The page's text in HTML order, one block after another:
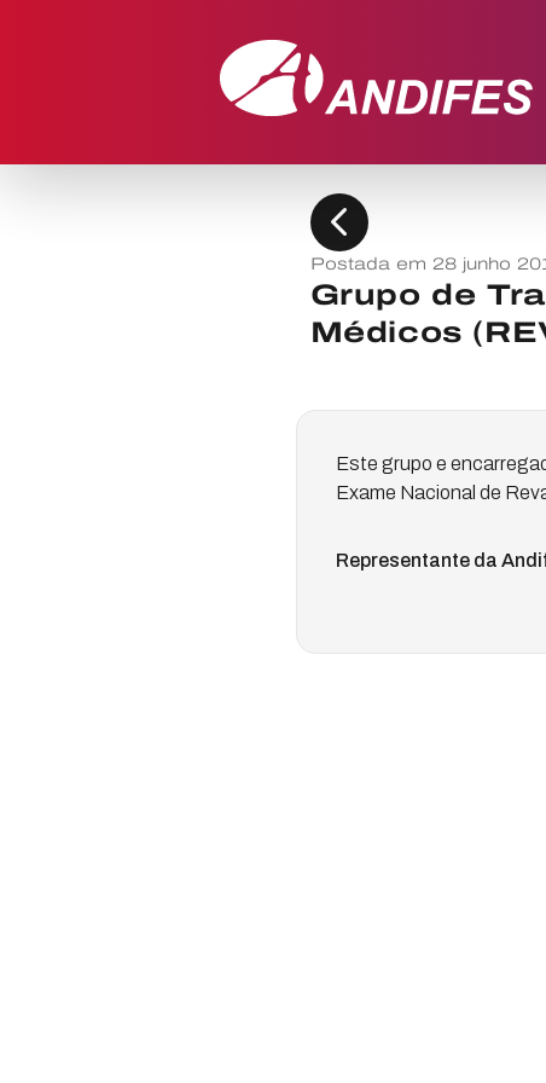
chevron_left
Postada em 28 junho
Grupo de
Médicos
Este grupo e
Exame Nacional de
Representante da